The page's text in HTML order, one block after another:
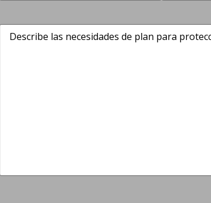
Describe
las